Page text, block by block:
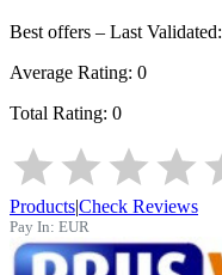
Best offers – Last Validated:
Average Rating: 0
Total Rating: 0
Products|Check Reviews
Pay In: EUR